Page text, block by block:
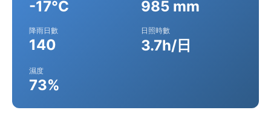
-17°C 985 mm
降雨日數
140
日照時數
3.7h/日
濕度
73%